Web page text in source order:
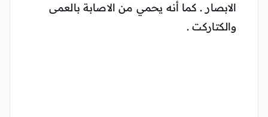
الابصار . كما أنه يحمي من الاصابة بالعمى
والكتاركت .